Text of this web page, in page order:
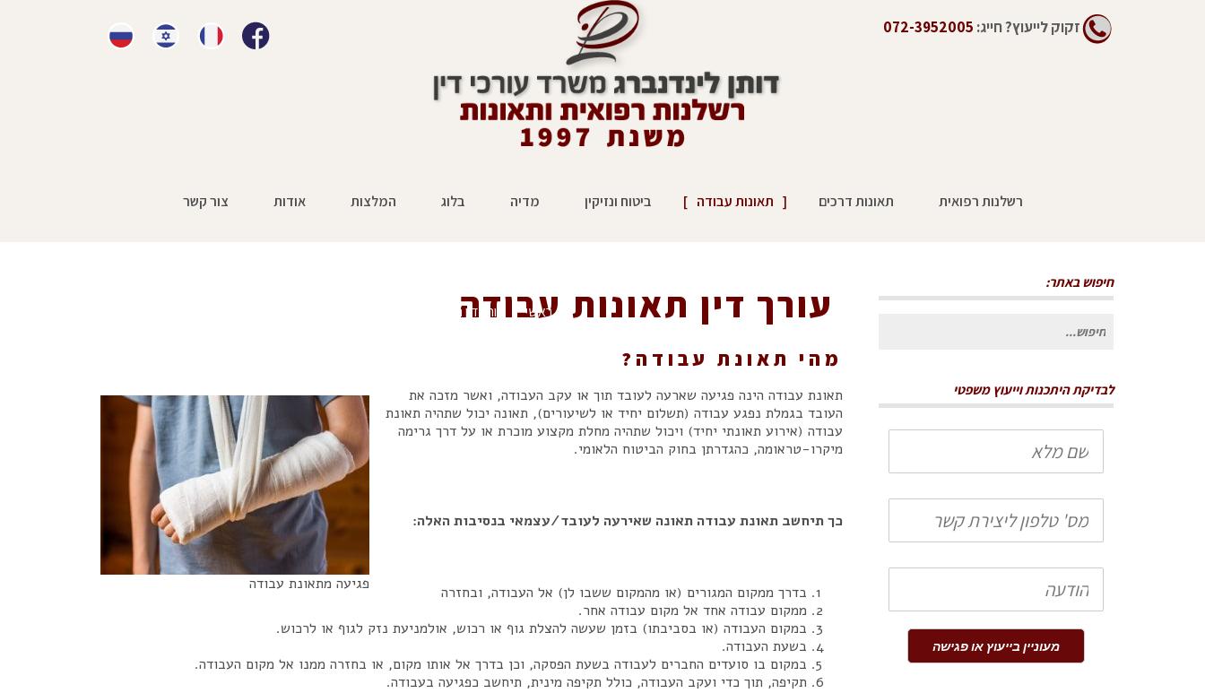
זקוק לייעוץ?חייג: 072-3952005
רשלנות רפואית תאונות דרכים תאונות עבודה ביטוח ונזיקין מדיה בלוג המלצות אודות צור קשר
ראשי » עורך דין תאונות עבודהעורך דין תאונות עבודה
מהי תאונת עבודה?
פגיעה מתאונת עבודה
תאונת עבודה הינה פגיעה שארעה לעובד תוך או עקב העבודה, ואשר מזכה את
העובד בגמלת נפגע עבודה (תשלום יחיד או לשיעורים), תאונה יכול שתהיה תאונת
עבודה (אירוע תאונתי יחיד) ויכול שתהיה מחלת מקצוע מוכרת או על דרך גרימה
מיקרו-טראומה, כהגדרתן בחוק הביטוח הלאומי.
כך תיחשב תאונת עבודה תאונה שאירעה לעובד/עצמאי בנסיבות האלה:
בדרך ממקום המגורים (או מהמקום ששבו לן) אל העבודה, ובחזרה
ממקום עבודה אחד אל מקום עבודה אחר.
במקום העבודה (או בסביבתו) בזמן שעשה להצלת גוף או רכוש, אולמניעת נזק לגוף או לרכוש.
בשעת העבודה.
במקום בו סועדים החברים לעבודה בשעת הפסקה, וכן בדרך אל אותו מקום, או בחזרה ממנו אל מקום העבודה.
תקיפה, תוך כדי ועקב העבודה, כולל תקיפה מינית, תיחשב כפגיעה בעבודה.
חיפוש באתר:
חיפוש
לבדיקת היתכנות וייעוץ משפטי
שם
מלא
טלפון
הודעה
מעוניין בייעוץ או פגישה